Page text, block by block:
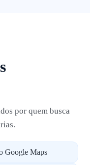
por quem busca
Google Maps